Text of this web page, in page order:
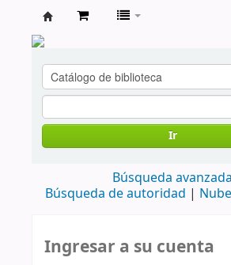
cendoc
Ir
Búsqueda avanzada
Búsqueda de autoridad
Ingresar a su cuenta